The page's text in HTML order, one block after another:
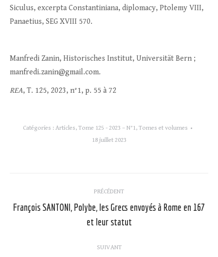
Siculus, excerpta Constantiniana, diplomacy, Ptolemy VIII,
Panaetius, SEG XVIII 570.
Manfredi Zanin, Historisches Institut, Universität Bern ;
manfredi.zanin@gmail.com.
REA, T. 125, 2023, n°1, p. 55 à 72
Catégories : Articles, Tome 125 - 2023 – N°1, Tomes et volumes
18 juillet 2023
article
PRÉCÉDENT
Article
précédent
François SANTONI, Polybe, les Grecs envoyés à Rome en 167
et leur statut
SUIVANT